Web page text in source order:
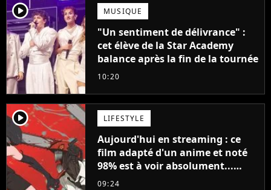
player2 MUSIQUE
"Un sentiment de délivrance" :
cet élève de la Star Academy
balance après la fin de la tournée
10:20
player2 LIFESTYLE
Aujourd'hui en streaming : ce
film adapté d'un anime et noté
98% est à voir absolument...
sinon vous ne comprendrez plus
09:24